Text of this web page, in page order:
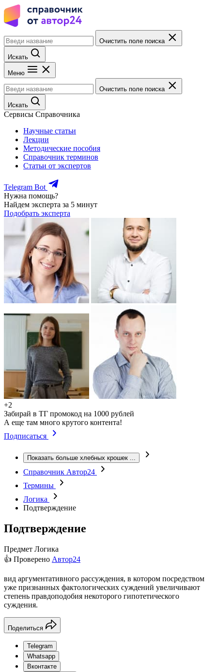
Очистить поле поиска
Искать
Меню
Очистить поле поиска
Искать
Сервисы Справочника
Научные статьи
Лекции
Методические пособия
Справочник терминов
Статьи от экспертов
Telegram Bot
Нужна помощь?
Найдем эксперта за 5 минут
Подобрать эксперта
+2
Забирай в ТГ промокод на 1000 рублей
А еще там много крутого контента!
Подписаться
Показать больше хлебных крошек ...
Справочник Автор24
Термины
Логика
Подтверждение
Подтверждение
Предмет Логика
👍 Проверено Автор24
вид аргументативного рассуждения, в котором посредством
уже признанных фактологических суждений увеличивают
степень правдоподобия некоторого гипотетического
суждения.
Поделиться
Telegram
Whatsapp
Вконтакте